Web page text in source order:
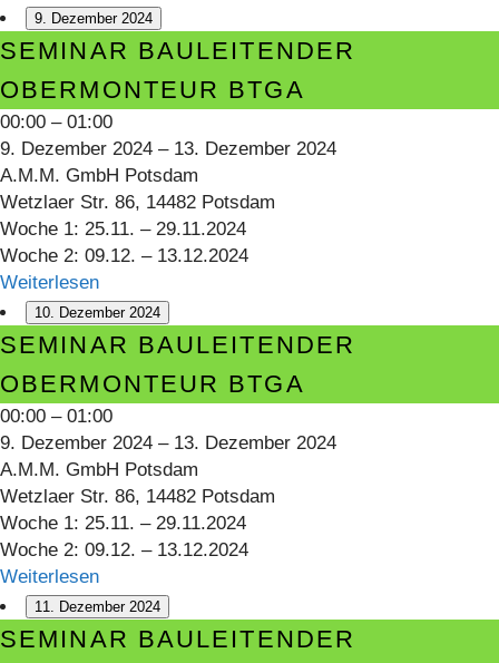
9. Dezember 2024
Seminar
Obermonteur
BTGA
SEMINAR BAULEITENDER
OBERMONTEUR BTGA
00:00 – 01:00
9. Dezember 2024 – 13. Dezember 2024
A.M.M. GmbH Potsdam
Wetzlaer Str. 86, 14482 Potsdam
Woche 1: 25.11. – 29.11.2024
Woche 2: 09.12. – 13.12.2024
Weiterlesen
10. Dezember 2024
Seminar
Obermonteur
BTGA
SEMINAR BAULEITENDER
OBERMONTEUR BTGA
00:00 – 01:00
9. Dezember 2024 – 13. Dezember 2024
A.M.M. GmbH Potsdam
Wetzlaer Str. 86, 14482 Potsdam
Woche 1: 25.11. – 29.11.2024
Woche 2: 09.12. – 13.12.2024
Weiterlesen
11. Dezember 2024
Seminar
SEMINAR BAULEITENDER